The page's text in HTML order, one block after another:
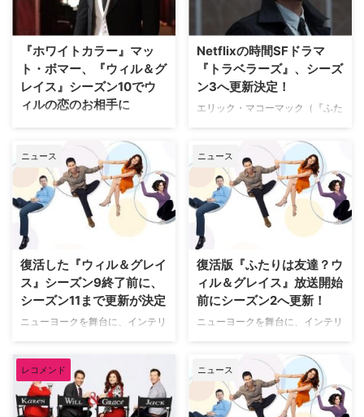
事】【まとめ】2019年に終了す
るTVシリーズ19選 『トラベラー
年…
イス』シーズン10で、ウィルの
恋のお相手を務めることがわかっ
【関連記事】メンバーの関係に新
たな展開!?…
『ホワイトカラー』マッ
ト・ボマー、『ウィル＆グ
レイス』シーズン10でウ
ィルの恋のお相手に
スタイリッシュな犯罪捜査ドラマ
『ホワイトカラー』で主人公の詐
欺師ニール・キャフリーを演じた
マット・ボマーが、人気コメディ
ドラマ『ウィル＆グレイス』シー
ズン10にゲスト出演することが
わかった。米TV Lineが報じてい
る。 【関連記事】マット・ボマ
ー、舞台にかける熱い想いとキャ
リアスタートのきっかけを語る
新シーズンでマ…
Netflixの時間SFドラマ
『トラベラーズ』、シーズ
ン3へ更新決定！
エリック・マコーマック（『ふた
ス』）が主演を務めるNetflixで配
信中の時間SFドラマ『トラベラ
ーズ』がシーズン3へ更新される
ことがわかった。米Cinema
Blendが報じた。 【関連記事】
【まとめ】2018年 Netflixで配信
される新作海外ドラマ15選（最終
ニュース
復活した『ウィル＆グレイ
ス』シーズン9終了前に、
シーズン11まで更新が決定
ニューヨークを舞台に、インテリ
な日常を描いた人気ドラマ『ふた
りは友達？ ウィル＆グレイ
ス』。その復活版となるシーズン
ニュース
復活版『ふたりは友達？ウ
ィル＆グレイス』放送開始
前にシーズン2へ更新！
ニューヨークを舞台に、インテリ
弁護士ウィルが繰り広げるおかし
な日常を描いた人気ドラマ『ふた
りは友達？ ウィル＆グレイ
ス』。同作の復活版製作について
レコメンド ニュース